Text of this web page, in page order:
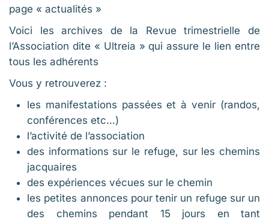
page « actualités »
Voici les archives de la Revue trimestrielle de
l’Association dite « Ultreia » qui assure le lien entre
tous les adhérents
Vous y retrouverez :
les manifestations passées et à venir (randos,
conférences etc…)
l’activité de l’association
des informations sur le refuge, sur les chemins
jacquaires
des expériences vécues sur le chemin
les petites annonces pour tenir un refuge sur un
des chemins pendant 15 jours en tant